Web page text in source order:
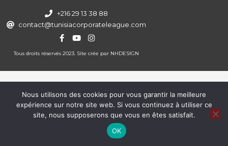
+216 29 13 38 88
contact@tunisiacorporateleague.com
Tous droits réservés 2023. Site crée par NHDESIGN
Nous utilisons des cookies pour vous garantir la meilleure
expérience sur notre site web. Si vous continuez à utiliser ce
site, nous supposerons que vous en êtes satisfait.
OK